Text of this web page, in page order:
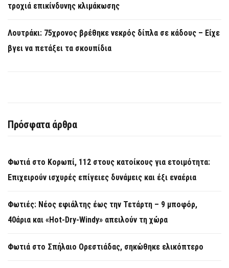
τροχιά επικίνδυνης κλιμάκωσης
Λουτράκι: 75χρονος βρέθηκε νεκρός δίπλα σε κάδους – Είχε
βγει να πετάξει τα σκουπίδια
Πρόσφατα άρθρα
Φωτιά στο Κορωπί, 112 στους κατοίκους για ετοιμότητα:
Επιχειρούν ισχυρές επίγειες δυνάμεις και έξι εναέρια
Φωτιές: Νέος εφιάλτης έως την Τετάρτη – 9 μποφόρ,
40άρια και «Hot-Dry-Windy» απειλούν τη χώρα
Φωτιά στο Σπήλαιο Ορεστιάδας, σηκώθηκε ελικόπτερο